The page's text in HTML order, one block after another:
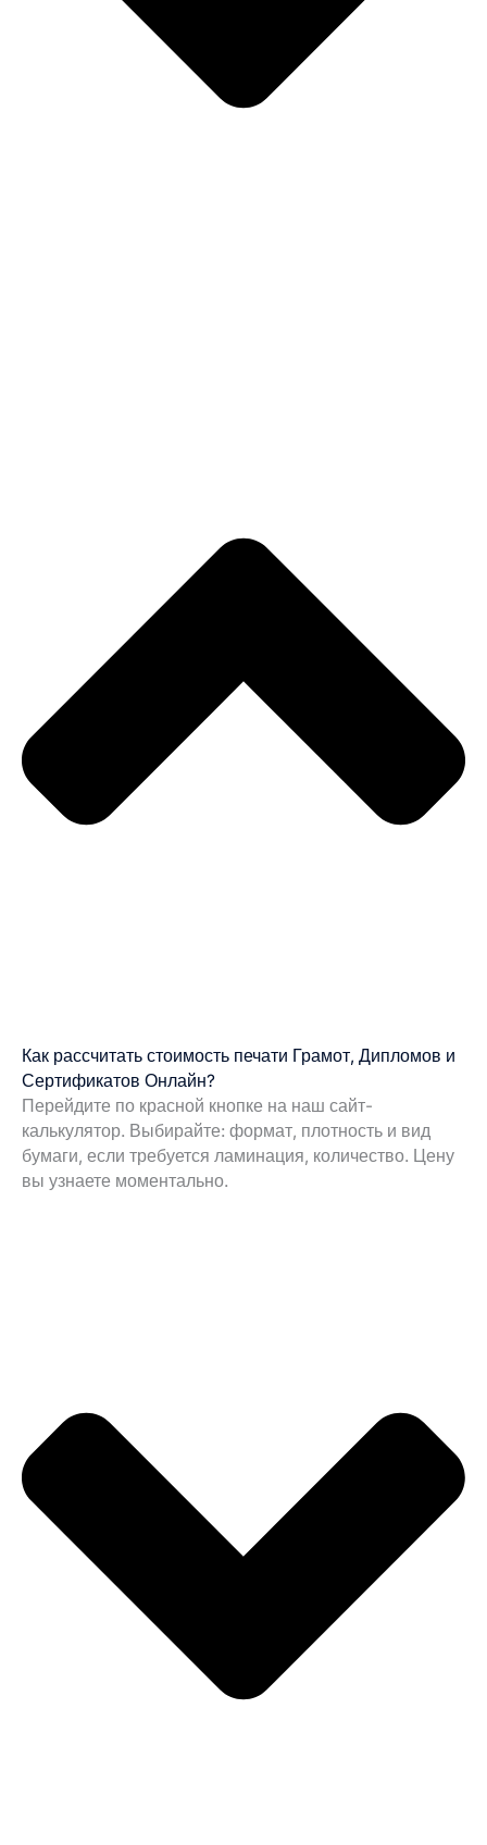
Как рассчитать стоимость печати Грамот, Дипломов и
Сертификатов Онлайн?
Перейдите по красной кнопке на наш сайт-
калькулятор. Выбирайте: формат, плотность и вид
бумаги, если требуется ламинация, количество. Цену
вы узнаете моментально.